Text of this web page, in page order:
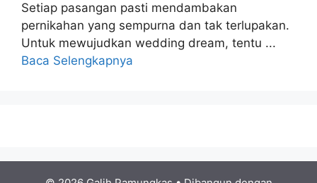
Setiap pasangan pasti mendambakan
pernikahan yang sempurna dan tak terlupakan.
Untuk mewujudkan wedding dream, tentu ...
Baca Selengkapnya